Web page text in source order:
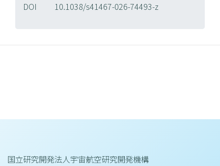
DOI
10.1038/s41467-026-74493-z
国立研究開発法人宇宙航空研究開発機構